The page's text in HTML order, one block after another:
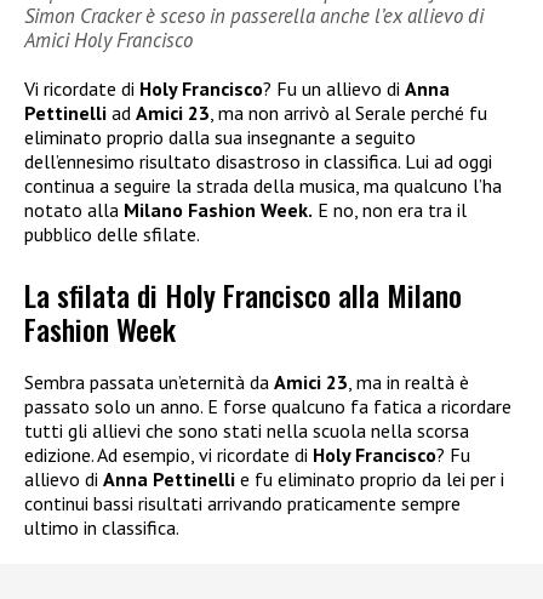
Simon Cracker è sceso in passerella anche l’ex allievo di
Amici Holy Francisco
Vi ricordate di Holy Francisco? Fu un allievo di Anna
Pettinelli ad Amici 23 , ma non arrivò al Serale perché fu
eliminato proprio dalla sua insegnante a seguito
dell’ennesimo risultato disastroso in classifica. Lui ad oggi
continua a seguire la strada della musica, ma qualcuno l’ha
notato alla Milano Fashion Week. E no, non era tra il
pubblico delle sfilate.
La sfilata di Holy Francisco alla Milano
Fashion Week
Sembra passata un’eternità da Amici 23, ma in realtà è
passato solo un anno. E forse qualcuno fa fatica a ricordare
tutti gli allievi che sono stati nella scuola nella scorsa
edizione. Ad esempio, vi ricordate di Holy Francisco? Fu
allievo di Anna Pettinelli e fu eliminato proprio da lei per i
continui bassi risultati arrivando praticamente sempre
ultimo in classifica.